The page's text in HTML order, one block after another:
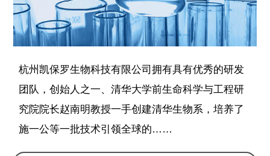
杭州凯保罗生物科技有限公司拥有具有优秀的研发
团队，创始人之一、清华大学前生命科学与工程研
究院院长赵南明教授一手创建清华生物系，培养了
施一公等一批技术引领全球的……